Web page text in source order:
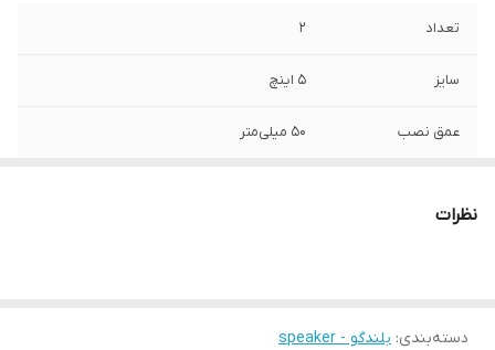
تعداد 2
سایز 5 اینچ
عمق نصب 50 میلی‌متر
نظرات
دسته‌بندی: بلندگو - speaker